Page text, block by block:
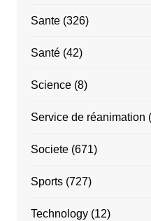
Sante(326)
Santé(42)
Science(8)
Service de réanimation
Societe(671)
Sports(727)
Technology(12)